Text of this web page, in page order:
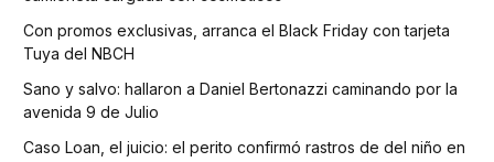
Con promos exclusivas, arranca el Black Friday con tarjeta
Tuya del NBCH
Sano y salvo: hallaron a Daniel Bertonazzi caminando por la
avenida 9 de Julio
Caso Loan, el juicio: el perito confirmó rastros de del niño en